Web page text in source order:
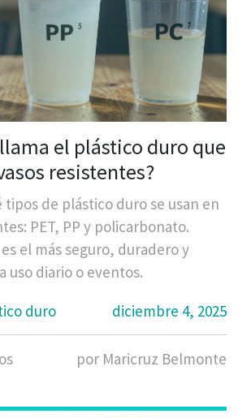
el plástico duro que
resistentes?
tipos de plástico duro se usan en
PET, PP y policarbonato.
el más seguro, duradero y
uso diario o eventos.
duro
diciembre 4, 2025
por Maricruz Belmonte